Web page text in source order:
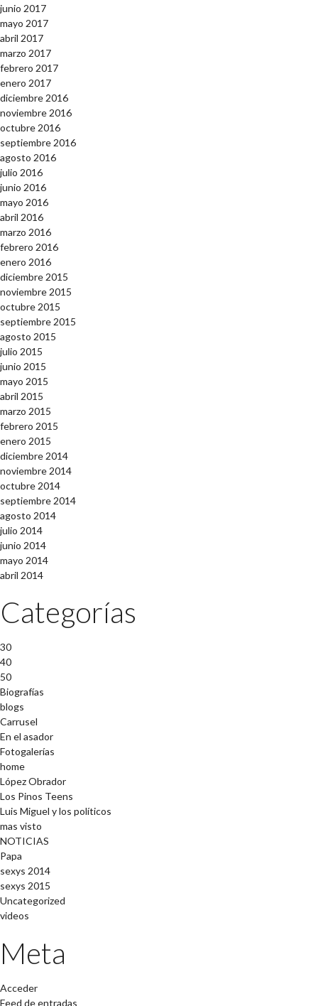
junio 2017
mayo 2017
abril 2017
marzo 2017
febrero 2017
enero 2017
diciembre 2016
noviembre 2016
octubre 2016
septiembre 2016
agosto 2016
julio 2016
junio 2016
mayo 2016
abril 2016
marzo 2016
febrero 2016
enero 2016
diciembre 2015
noviembre 2015
octubre 2015
septiembre 2015
agosto 2015
julio 2015
junio 2015
mayo 2015
abril 2015
marzo 2015
febrero 2015
enero 2015
diciembre 2014
noviembre 2014
octubre 2014
septiembre 2014
agosto 2014
julio 2014
junio 2014
mayo 2014
abril 2014
Categorías
30
40
50
Biografías
blogs
Carrusel
En el asador
Fotogalerías
home
López Obrador
Los Pinos Teens
Luis Miguel y los políticos
mas visto
NOTICIAS
Papa
sexys 2014
sexys 2015
Uncategorized
videos
Meta
Acceder
Feed de entradas